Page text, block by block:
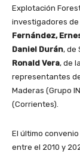
Explotación
investigadores de
Fernández,
Daniel Durán, de
Ronald Vera, de
representantes
Maderas (Grupo
(Corrientes).
El último
entre el 2010 y